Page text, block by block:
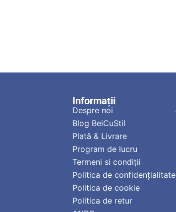
Informații
Despre noi
Blog BeiCuStil
Plată & Livrare
Program de lucru
Termeni si condiții
Politica de confidențialitate
Politica de cookie
Politica de retur